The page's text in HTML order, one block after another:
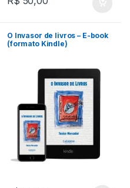
O Invasor de livros – E-book
(formato Kindle)